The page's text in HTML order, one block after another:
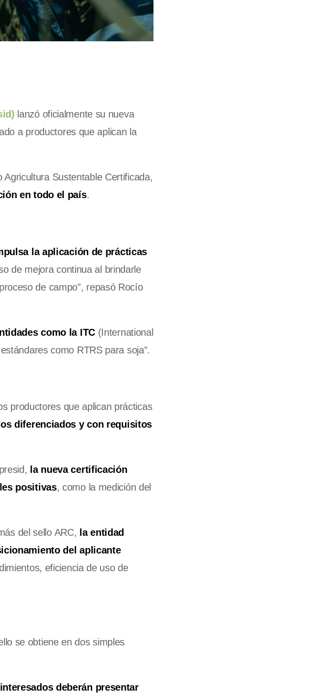
lanzó oficialmente su nueva
a productores que aplican la
Agricultura Sustentable Certificada,
en todo el país.
la aplicación de prácticas
de mejora continua al brindarle
de campo”, repasó Rocío
como la ITC(International
como RTRS para soja”.
productores que aplican prácticas
diferenciados y con requisitos
la nueva certificación
positivas, como la medición del
del sello ARC, la entidad
del aplicante
eficiencia de uso de
se obtiene en dos simples
deberán presentar